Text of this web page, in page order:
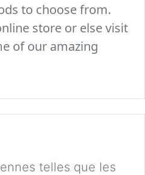
to choose from.
store or else visit
of our amazing
telles que les